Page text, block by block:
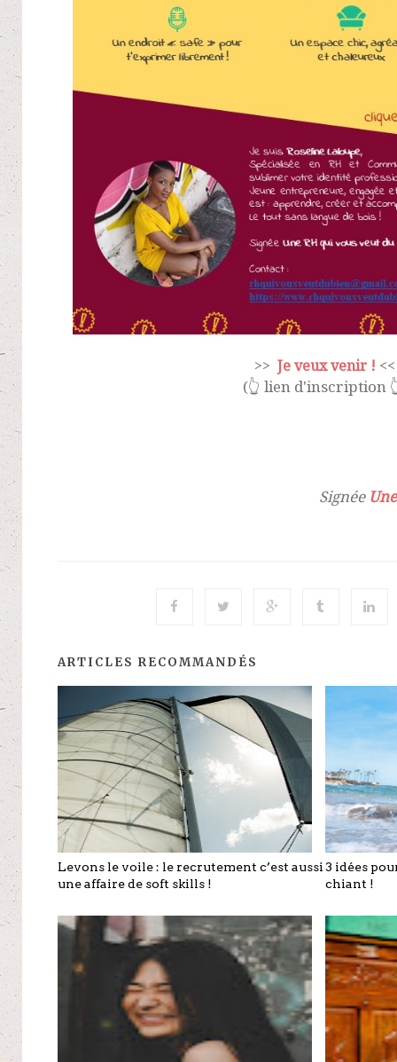
>> Je veux venir ! <<
(👆 lien d'inscription
Signée
ARTICLES RECOMMANDÉS
Levons le voile : le recrutement c’est aussi
une affaire de soft skills !
3 idées
chiant !